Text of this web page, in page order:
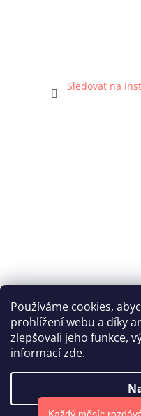
Používáme cookies,
prohlížení webu a díky
zlepšovali jeho funkce,
informacízde.
Sledovat na
Katka